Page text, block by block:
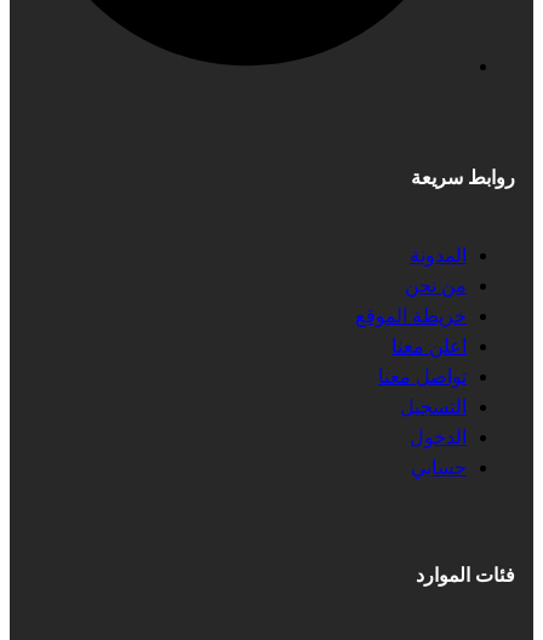
روابط سريعة
المدونة
من نحن
خريطة الموقع
اعلن معنا
تواصل معنا
التسجيل
الدخول
حسابي
فئات الموارد